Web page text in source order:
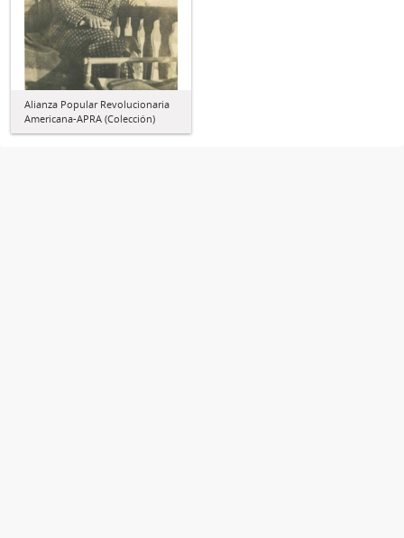
Alianza Popular Revolucionaria
Americana-APRA (Colección)